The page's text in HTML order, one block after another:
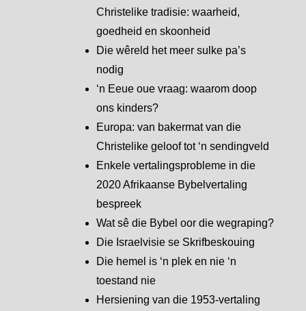
Christelike tradisie: waarheid,
goedheid en skoonheid
Die wêreld het meer sulke pa’s
nodig
‘n Eeue oue vraag: waarom doop
ons kinders?
Europa: van bakermat van die
Christelike geloof tot ‘n sendingveld
Enkele vertalingsprobleme in die
2020 Afrikaanse Bybelvertaling
bespreek
Wat sê die Bybel oor die wegraping?
Die Israelvisie se Skrifbeskouing
Die hemel is ‘n plek en nie ‘n
toestand nie
Hersiening van die 1953-vertaling